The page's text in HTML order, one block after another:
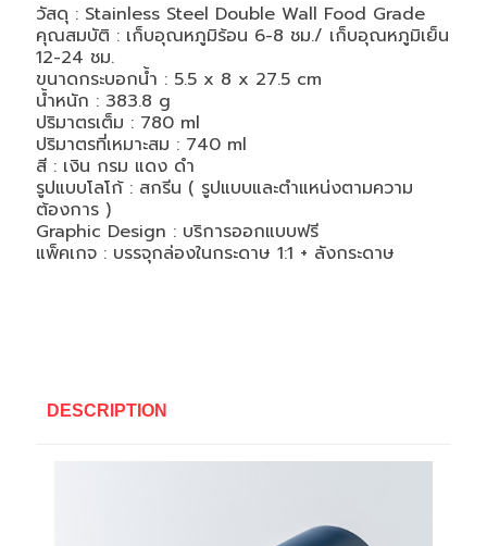
วัสดุ : Stainless Steel Double Wall Food Grade
คุณสมบัติ : เก็บอุณหภูมิร้อน 6-8 ชม./ เก็บอุณหภูมิเย็น
12-24 ชม.
ขนาดกระบอกน้ำ : 5.5 x 8 x 27.5 cm
น้ำหนัก : 383.8 g
ปริมาตรเต็ม : 780 ml
ปริมาตรที่เหมาะสม : 740 ml
สี : เงิน กรม แดง ดำ
รูปแบบโลโก้ : สกรีน ( รูปแบบและตำแหน่งตามความ
ต้องการ )
Graphic Design : บริการออกแบบฟรี
แพ็คเกจ : บรรจุกล่องในกระดาษ 1:1 + ลังกระดาษ
DESCRIPTION